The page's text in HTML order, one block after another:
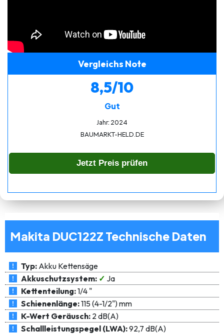
Vergleichs Note
8,5/10
Gut
Jahr: 2024
BAUMARKT-HELD.DE
Jetzt Preis prüfen
Makita DUC122Z Technische Daten
Typ: Akku Kettensäge
Akkuschutzsystem: ✓ Ja
Kettenteilung:1/4 "
Schienenlänge:115 (4-1/2") mm
K-Wert Geräusch: 2 dB(A)
Schallleistungspegel (LWA):92,7 dB(A)